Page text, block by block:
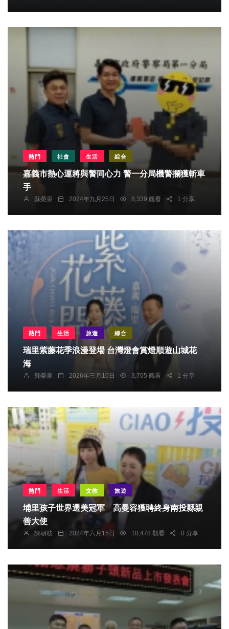
熱門 社會 生活 綜合
嘉義市熱心運將與警同心力 警一分局機警攔獲斬車
手
蘇榮泉 2024年九月25日 8,339 觀看 1 分享
熱門 生活 旅遊 綜合
瑞里紫藤花季浪漫登場 台灣燈會賞燈順遊山城花
海
蘇榮泉 2026年三月10日 3,705 觀看 1 分享
熱門 生活 文教 旅遊
埔里孩子世界選美冠軍 高曼容獲聘終身南投縣親
善大使
陳朝枝 2024年六月15日 10,478 觀看 0 分享